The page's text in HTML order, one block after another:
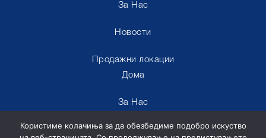
За Нас
Новости
Продажни локации
Дома
За Нас
Новости
Користиме колачиња за да обезбедиме подобро искуство